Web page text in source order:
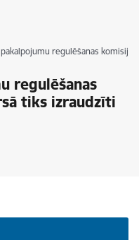
regulēšanas
regulēšanas
tiks izraudzīti